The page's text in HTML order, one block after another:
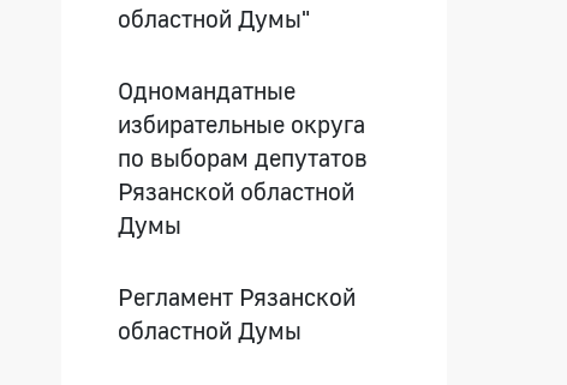
областной Думы"
Одномандатные
избирательные округа
по выборам депутатов
Рязанской областной
Думы
Регламент Рязанской
областной Думы